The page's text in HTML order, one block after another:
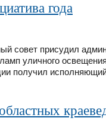
года
совет присудил
уличного
получил